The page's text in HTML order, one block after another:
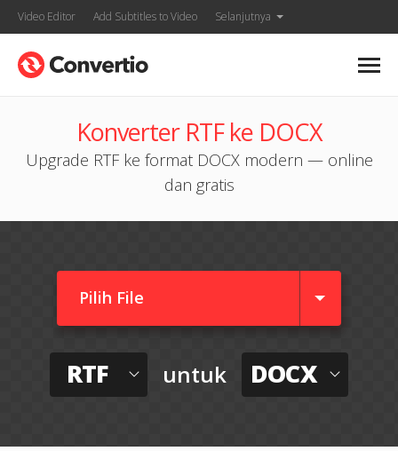
Video Editor Add Subtitles to Video Selanjutnya
Konverter RTF ke DOCX
Upgrade RTF ke format DOCX modern — online
dan gratis
Pilih File
RTF untuk DOCX